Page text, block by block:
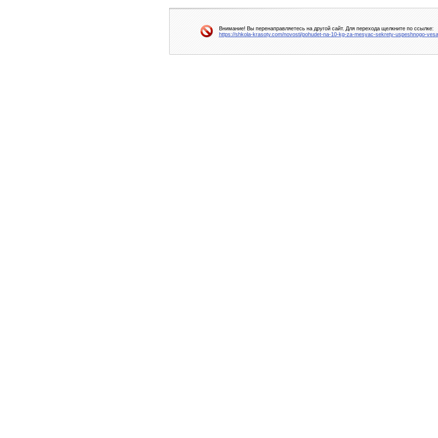
Внимание! Вы перенаправляетесь на другой сайт. Для перехода щелкните по ссылке:
https://shkola-krasoty.com/novosti/pohudet-na-10-kg-za-mesyac-sekrety-uspeshnogo-vesa